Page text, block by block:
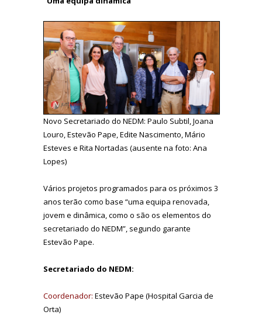
Novo Secretariado do NEDM: Paulo Subtil, Joana
Louro, Estevão Pape, Edite Nascimento, Mário
Esteves e Rita Nortadas (ausente na foto: Ana
Lopes)
Vários projetos programados para os próximos 3
anos terão como base “uma equipa renovada,
jovem e dinâmica, como o são os elementos do
secretariado do NEDM”, segundo garante
Estevão Pape.
Secretariado do NEDM:
Coordenador: Estevão Pape (Hospital Garcia de
Orta)